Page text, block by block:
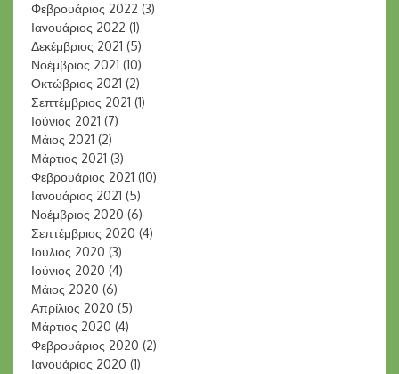
Φεβρουάριος 2022 (3)
Ιανουάριος 2022 (1)
Δεκέμβριος 2021 (5)
Νοέμβριος 2021 (10)
Οκτώβριος 2021 (2)
Σεπτέμβριος 2021 (1)
Ιούνιος 2021 (7)
Μάιος 2021 (2)
Μάρτιος 2021 (3)
Φεβρουάριος 2021 (10)
Ιανουάριος 2021 (5)
Νοέμβριος 2020 (6)
Σεπτέμβριος 2020 (4)
Ιούλιος 2020 (3)
Ιούνιος 2020 (4)
Μάιος 2020 (6)
Απρίλιος 2020 (5)
Μάρτιος 2020 (4)
Φεβρουάριος 2020 (2)
Ιανουάριος 2020 (1)